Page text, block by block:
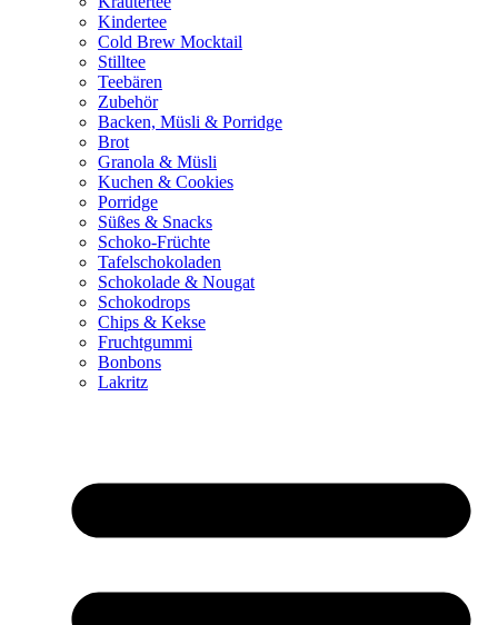
Kindertee
Cold Brew Mocktail
Stilltee
Teebären
Zubehör
Backen, Müsli & Porridge
Brot
Granola & Müsli
Kuchen & Cookies
Porridge
Süßes & Snacks
Schoko-Früchte
Tafelschokoladen
Schokolade & Nougat
Schokodrops
Chips & Kekse
Fruchtgummi
Bonbons
Lakritz